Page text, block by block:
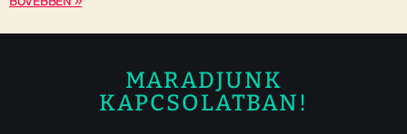
MARADJUNK
KAPCSOLATBAN!